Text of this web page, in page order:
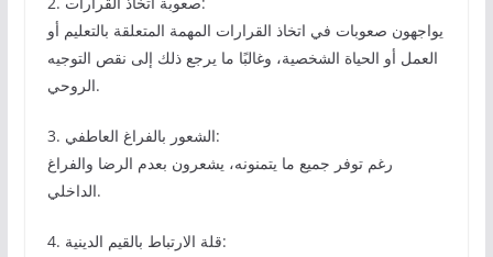
يواجهون صعوبات في اتخاذ القرارات المهمة المتعلقة بالتعليم أو
العمل أو الحياة الشخصية، وغالبًا ما يرجع ذلك إلى نقص التوجيه
الروحي.
3. الشعور بالفراغ العاطفي:
رغم توفر جميع ما يتمنونه، يشعرون بعدم الرضا والفراغ
الداخلي.
4. قلة الارتباط بالقيم الدينية: